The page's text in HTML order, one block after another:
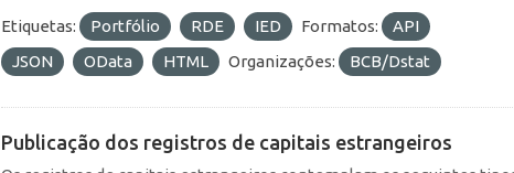
Etiquetas: Portfólio RDE IED Formatos:
API
JSON
OData HTML Organizações: BCB/Dstat
Publicação dos registros de capitais estrangeiros